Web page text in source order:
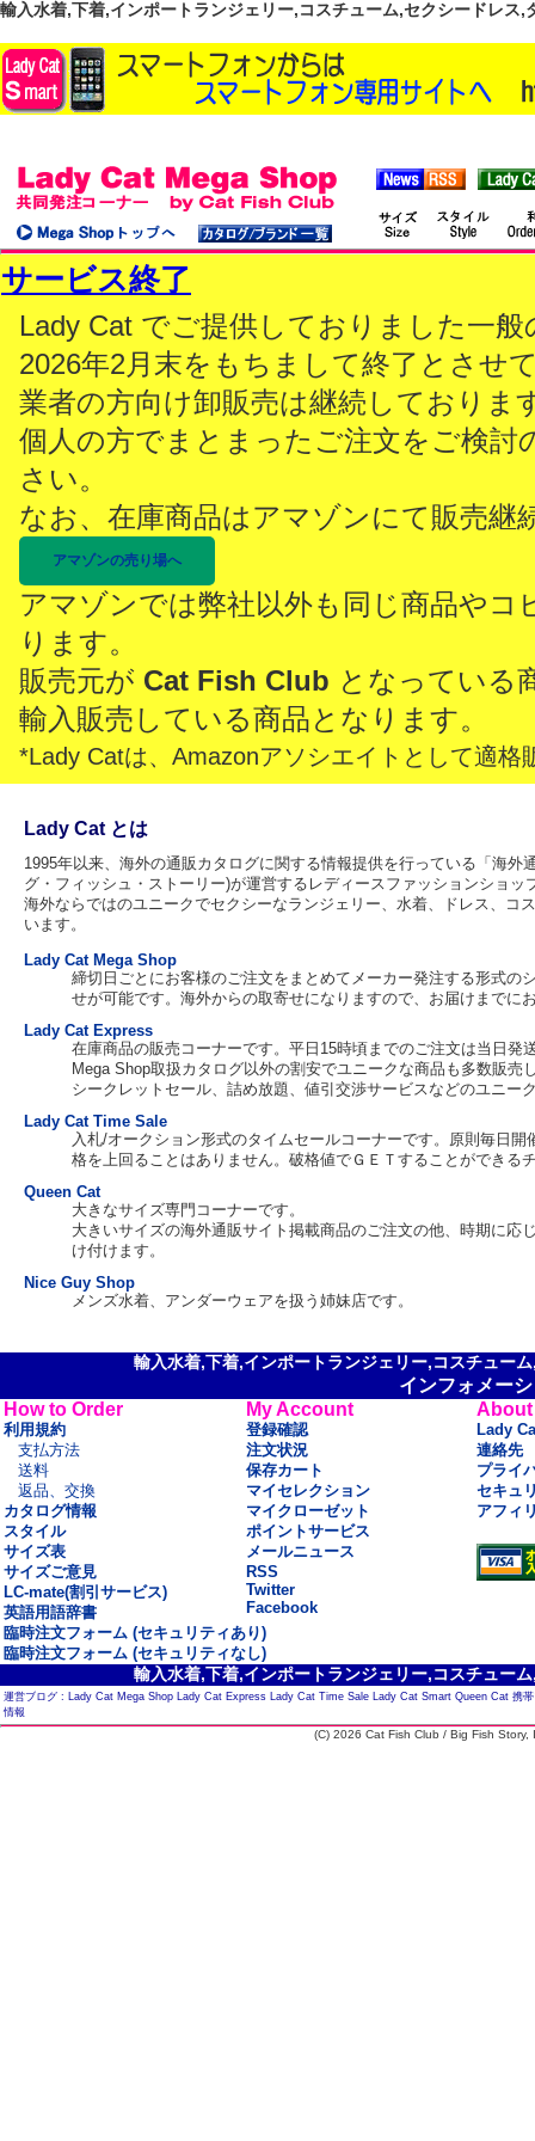
輸入水着,下着,インポートランジェリー,コスチューム,セクシードレス
サービス終了
Lady Cat でご提供しておりました一
2026年2月末をもちまして終了とさせ
業者の方向け卸販売は継続しておりま
個人の方でまとまったご注文をご検討
さい。
なお、在庫商品はアマゾンにて販売継
アマゾンの売り場へ
アマゾンでは弊社以外も同じ商品やコ
ります。
販売元が Cat Fish Club となっている
輸入販売している商品となります。
*Lady Catは、Amazonアソシエイトとして適格
Lady Cat とは
1995年以来、海外の通販カタログに関する情報提供を行っている「海
グ・フィッシュ・ストーリー)が運営するレディースファッションショッ
海外ならではのユニークでセクシーなランジェリー、水着、ドレス、コ
います。
Lady Cat Mega Shop
締切日ごとにお客様のご注文をまとめてメーカー発注する形式の
せが可能です。海外からの取寄せになりますので、お届けまでに
Lady Cat Express
在庫商品の販売コーナーです。平日15時頃までのご注文は当日発
Mega Shop取扱カタログ以外の割安でユニークな商品も多数販売
シークレットセール、詰め放題、値引交渉サービスなどのユニー
Lady Cat Time Sale
入札/オークション形式のタイムセールコーナーです。原則毎日
格を上回ることはありません。破格値でＧＥＴすることができる
Queen Cat
大きなサイズ専門コーナーです。
大きいサイズの海外通販サイト掲載商品のご注文の他、時期に応
け付けます。
Nice Guy Shop
メンズ水着、アンダーウェアを扱う姉妹店です。
輸入水着,下着,インポートランジェリー,コスチュー
インフォメー
How to Order
利用規約
支払方法
送料
返品、交換
カタログ情報
スタイル
サイズ表
サイズご意見
LC-mate(割引サービス)
英語用語辞書
My Account
登録確認
注文状況
保存カート
マイセレクション
マイクローゼット
ポイントサービス
メールニュース
RSS
Twitter
Facebook
About
Lady
連絡先
プライ
セキュ
アフィ
臨時注文フォーム (セキュリティあり)
臨時注文フォーム (セキュリティなし)
輸入水着,下着,インポートランジェリー,コスチュー
運営ブログ : Lady Cat Mega Shop Lady Cat Express Lady Cat Time Sale Lady Cat Smart Queen Cat 携
情報
(C) 2026 Cat Fish Club / Big Fish Story,